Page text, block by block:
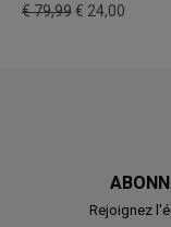
€ 79,99€ 24,00
Rejoignez